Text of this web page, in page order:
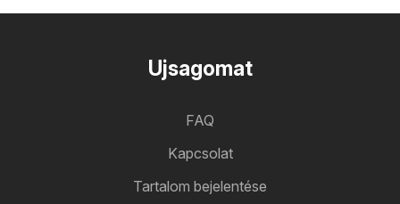
Ujsagomat
FAQ
Kapcsolat
Tartalom bejelentése